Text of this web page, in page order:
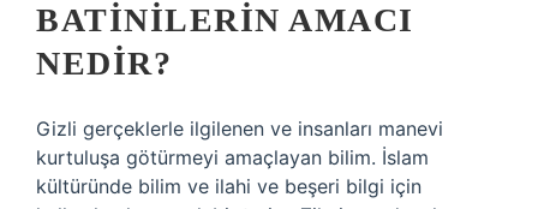
BATINILERIN AMACI
NEDIR?
Gizli gerçeklerle ilgilenen ve insanları manevi
kurtuluşa götürmeyi amaçlayan bilim. İslam
kültüründe bilim ve ilahi ve beşeri bilgi için